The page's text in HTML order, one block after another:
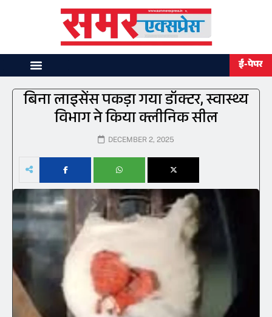
ई-पेपर
बिना लाइसेंस पकड़ा गया डॉक्टर, स्वास्थ्य
विभाग ने किया क्लीनिक सील
DECEMBER 2, 2025